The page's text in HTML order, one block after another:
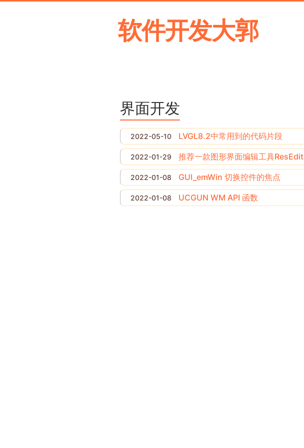
软件开发大郭
界面开发
2022-05-10 LVGL8.2中常用到的代码片段
2022-01-29 推荐一款图形界面编辑工具ResEdit
2022-01-08 GUI_emWin 切换控件的焦点
2022-01-08 UCGUN WM API 函数